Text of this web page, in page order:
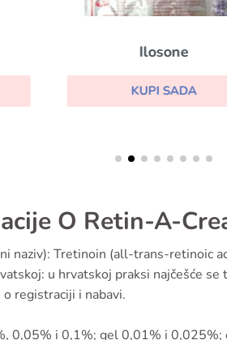
Ilosone
KUPI SADA
O Retin-A-
naziv): Tretinoin (all-trans-retinoic
u hrvatskoj praksi najčešće
registraciji i nabavi.
0,05% i 0,1%; gel 0,01% i